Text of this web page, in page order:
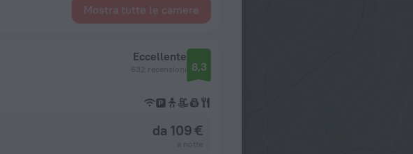
Mostra tutte le camere
Eccellente
632 recensioni 8,3
da 109 €